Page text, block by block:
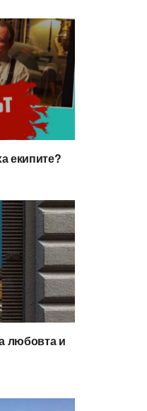
екипите?
любовта и